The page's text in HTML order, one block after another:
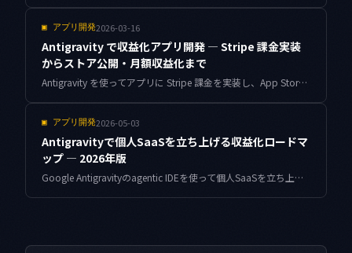
▣ アプリ開発2026-03-16
Antigravity で収益化アプリ開発 — Stripe 課金実装
からストア公開・月額収益化まで
Antigravity を使ってアプリに Stripe 課金を実装し、App Store・Google Play で収益化する方法。サブスクリプション設計、In-App Purchase、Webhook の冪等性、Stripe と IAP の状態統合まで、個人開発の実運用から解説します。
▣ アプリ開発2026-05-03
Antigravityで個人SaaSを立ち上げる収益化ロードマ
ップ — 2026年版
Google Antigravityのagentic IDEを使って個人SaaSを立ち上げ、実際に収益化するまでに踏むべき判断ステップを、料金構造・モデル選定・課金モデル・リテンションまで含めて2026年時点の現実に即して整理した実践ロードマップです。